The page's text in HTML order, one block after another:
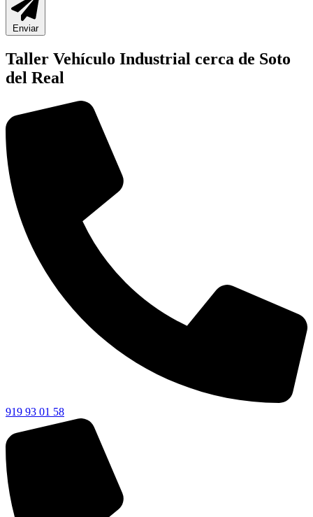
Enviar
Taller Vehículo Industrial cerca de Soto
del Real
919 93 01 58